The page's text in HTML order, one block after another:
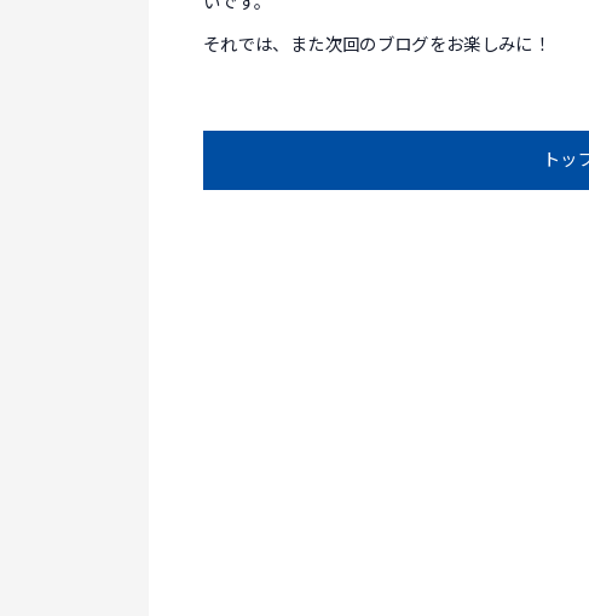
それでは、また次回のブログをお楽しみに！
トッ